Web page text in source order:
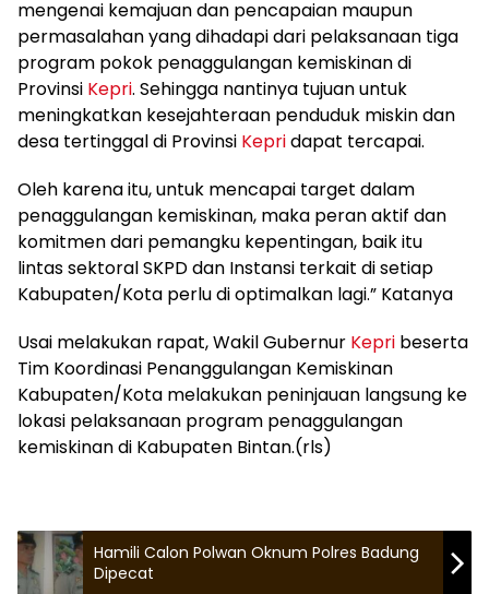
mengenai kemajuan dan pencapaian maupun
permasalahan yang dihadapi dari pelaksanaan tiga
program pokok penaggulangan kemiskinan di
Provinsi Kepri. Sehingga nantinya tujuan untuk
meningkatkan kesejahteraan penduduk miskin dan
desa tertinggal di Provinsi Kepridapat tercapai.
Oleh karena itu, untuk mencapai target dalam
penaggulangan kemiskinan, maka peran aktif dan
komitmen dari pemangku kepentingan, baik itu
lintas sektoral SKPD dan Instansi terkait di setiap
Kabupaten/Kota perlu di optimalkan lagi.” Katanya
Usai melakukan rapat, Wakil Gubernur Kepri beserta
Tim Koordinasi Penanggulangan Kemiskinan
Kabupaten/Kota melakukan peninjauan langsung ke
lokasi pelaksanaan program penaggulangan
kemiskinan di Kabupaten Bintan.(rls)
Hamili Calon Polwan Oknum Polres Badung
Dipecat